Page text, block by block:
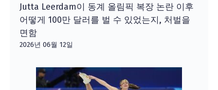
Jutta Leerdam이 동계 올림픽 복장 논란 이후
어떻게 100만 달러를 벌 수 있었는지, 처벌을
면함
2026년 06월 12일